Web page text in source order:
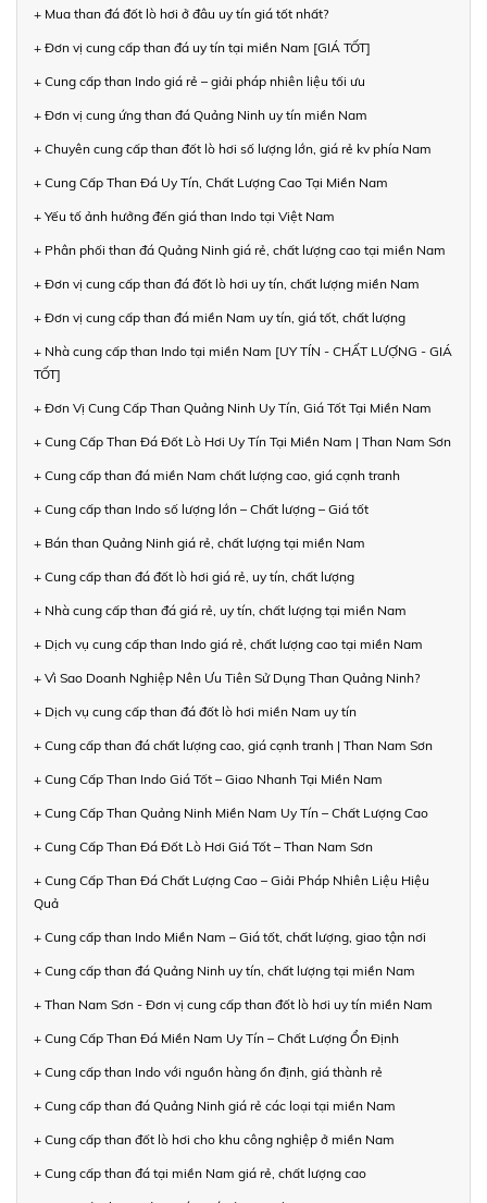
+ Mua than đá đốt lò hơi ở đâu uy tín giá tốt nhất?
+ Đơn vị cung cấp than đá uy tín tại miền Nam [GIÁ TỐT]
+ Cung cấp than Indo giá rẻ – giải pháp nhiên liệu tối ưu
+ Đơn vị cung ứng than đá Quảng Ninh uy tín miền Nam
+ Chuyên cung cấp than đốt lò hơi số lượng lớn, giá rẻ kv phía Nam
+ Cung Cấp Than Đá Uy Tín, Chất Lượng Cao Tại Miền Nam
+ Yếu tố ảnh hưởng đến giá than Indo tại Việt Nam
+ Phân phối than đá Quảng Ninh giá rẻ, chất lượng cao tại miền Nam
+ Đơn vị cung cấp than đá đốt lò hơi uy tín, chất lượng miền Nam
+ Đơn vị cung cấp than đá miền Nam uy tín, giá tốt, chất lượng
+ Nhà cung cấp than Indo tại miền Nam [UY TÍN - CHẤT LƯỢNG - GIÁ
TỐT]
+ Đơn Vị Cung Cấp Than Quảng Ninh Uy Tín, Giá Tốt Tại Miền Nam
+ Cung Cấp Than Đá Đốt Lò Hơi Uy Tín Tại Miền Nam | Than Nam Sơn
+ Cung cấp than đá miền Nam chất lượng cao, giá cạnh tranh
+ Cung cấp than Indo số lượng lớn – Chất lượng – Giá tốt
+ Bán than Quảng Ninh giá rẻ, chất lượng tại miền Nam
+ Cung cấp than đá đốt lò hơi giá rẻ, uy tín, chất lượng
+ Nhà cung cấp than đá giá rẻ, uy tín, chất lượng tại miền Nam
+ Dịch vụ cung cấp than Indo giá rẻ, chất lượng cao tại miền Nam
+ Vì Sao Doanh Nghiệp Nên Ưu Tiên Sử Dụng Than Quảng Ninh?
+ Dịch vụ cung cấp than đá đốt lò hơi miền Nam uy tín
+ Cung cấp than đá chất lượng cao, giá cạnh tranh | Than Nam Sơn
+ Cung Cấp Than Indo Giá Tốt – Giao Nhanh Tại Miền Nam
+ Cung Cấp Than Quảng Ninh Miền Nam Uy Tín – Chất Lượng Cao
+ Cung Cấp Than Đá Đốt Lò Hơi Giá Tốt – Than Nam Sơn
+ Cung Cấp Than Đá Chất Lượng Cao – Giải Pháp Nhiên Liệu Hiệu
Quả
+ Cung cấp than Indo Miền Nam – Giá tốt, chất lượng, giao tận nơi
+ Cung cấp than đá Quảng Ninh uy tín, chất lượng tại miền Nam
+ Than Nam Sơn - Đơn vị cung cấp than đốt lò hơi uy tín miền Nam
+ Cung Cấp Than Đá Miền Nam Uy Tín – Chất Lượng Ổn Định
+ Cung cấp than Indo với nguồn hàng ổn định, giá thành rẻ
+ Cung cấp than đá Quảng Ninh giá rẻ các loại tại miền Nam
+ Cung cấp than đốt lò hơi cho khu công nghiệp ở miền Nam
+ Cung cấp than đá tại miền Nam giá rẻ, chất lượng cao